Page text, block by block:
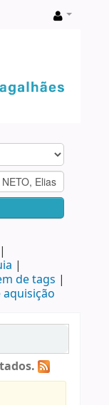
de tags
aquisição